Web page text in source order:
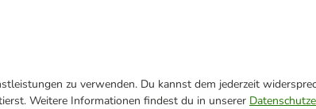
zu verwenden. Du kannst dem jederzeit
Weitere Informationen findest du in unserer